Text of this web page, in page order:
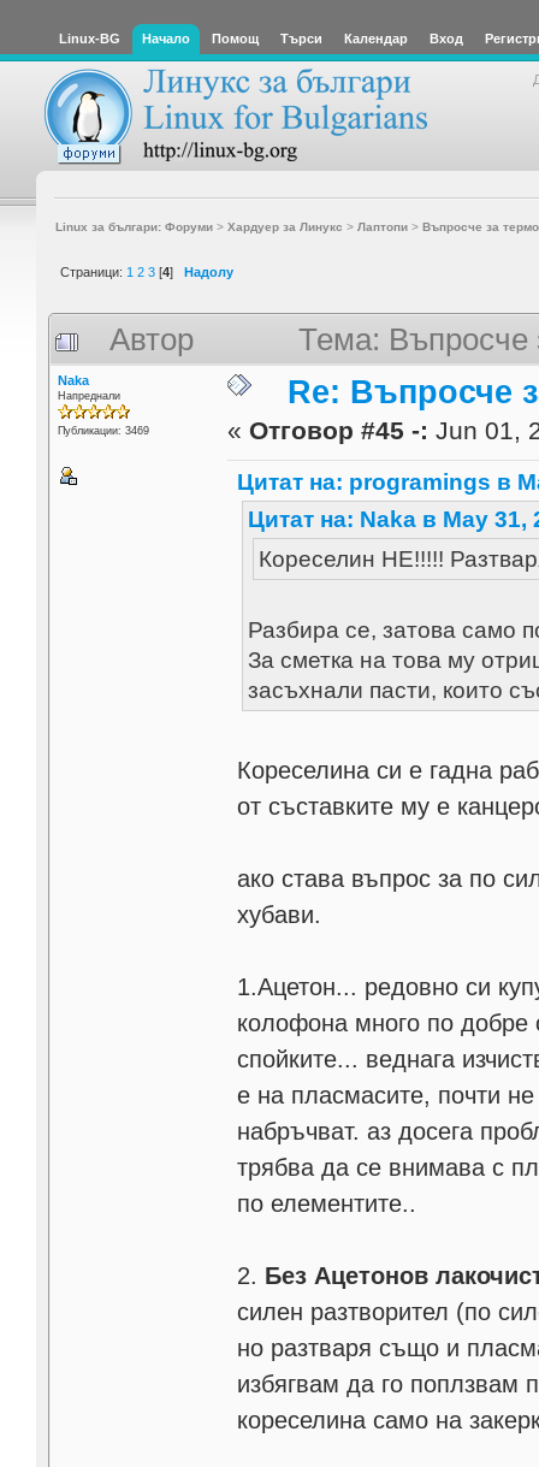
Linux-BG Начало Помощ Търси Календар Вход
Linux за българи: Форуми> Хардуер за Линукс > Лаптопи> Въпросче за
Страници: 1 2 3 [4] Надолу
Автор Тема: Въпросче
Naka
Напреднали
Публикации: 3469
Re: Въпросче
« Отговор #45 -: Jun 01,
Цитат на: programings в
Цитат на: Naka в May 31,
Кореселин НЕ!!!!!
Разбира се, затова само
За сметка на това му
засъхнали пасти, които
Кореселина си е гадна
от съставките му е
ако става въпрос за по
хубави.
1.Ацетон... редовно си
колофона много по добре
спойките... веднага
е на пласмасите, почти
набръчват. аз досега
трябва да се внимава с
по елементите..
2. Без Ацетонов
силен разтворител (по
но разтваря също и
избягвам да го поплзвам
кореселина само на